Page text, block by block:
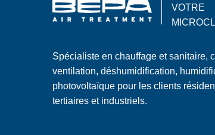
VOTRE
Spécialiste en chauffage et sanitaire,
ventilation, déshumidification,
photovoltaïque pour les clients
tertiaires et industriels.